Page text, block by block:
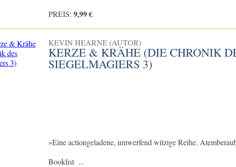
PREIS:9,99 €
KEVIN HEARNE (AUTOR)
KERZE & KRÄHE (DIE CHRONIK
SIEGELMAGIERS 3)
»Eine actiongeladene, umwerfend witzige Reihe.
Booklist ...